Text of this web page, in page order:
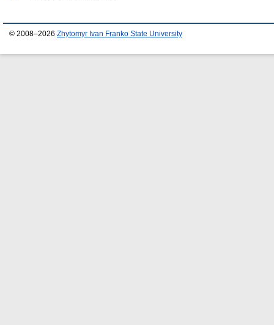
© 2008–2026 Zhytomyr Ivan Franko State University